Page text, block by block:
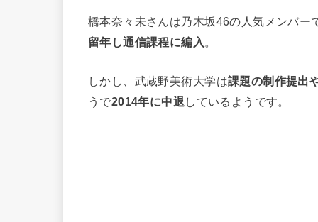
橋本奈々未さんは乃木坂46の人気メンバ
留年し通信課程に編入 。
しかし、武蔵野美術大学は課題の制作提出
うで2014年に中退 しているようです。